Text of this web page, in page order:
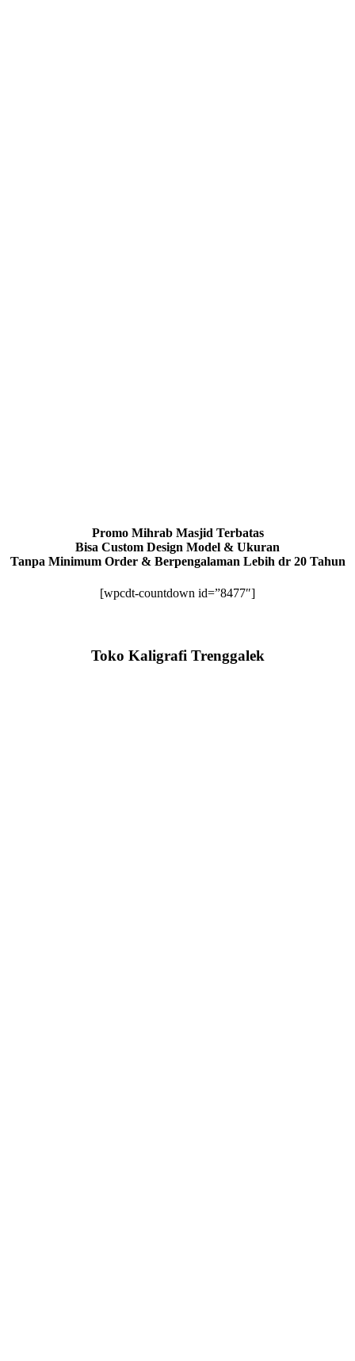
Promo Mihrab Masjid Terbatas
Bisa Custom Design Model & Ukuran
Tanpa Minimum Order & Berpengalaman Lebih dr 20 Tahun
[wpcdt-countdown id=”8477″]
Toko Kaligrafi Trenggalek